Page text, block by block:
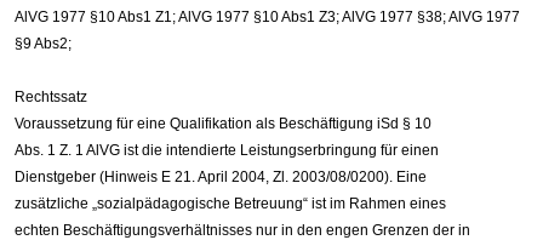
AlVG 1977 §10 Abs1 Z1; AlVG 1977 §10 Abs1 Z3; AlVG 1977 §38; AlVG 1977
§9 Abs2;
Rechtssatz
Voraussetzung für eine Qualifikation als Beschäftigung iSd § 10
Abs. 1 Z. 1 AlVG ist die intendierte Leistungserbringung für einen
Dienstgeber (Hinweis E 21. April 2004, Zl. 2003/08/0200). Eine
zusätzliche „sozialpädagogische Betreuung“ ist im Rahmen eines
echten Beschäftigungsverhältnisses nur in den engen Grenzen der in